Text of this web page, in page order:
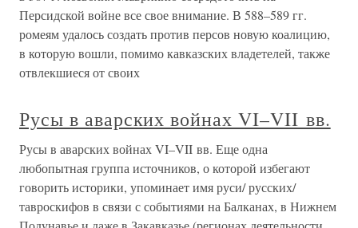
Персидской войне все свое внимание. В 588–589 гг.
ромеям удалось создать против персов новую коалицию,
в которую вошли, помимо кавказских владетелей, также
отвлекшиеся от своих
Русы в аварских войнах VI–VII вв.
Русы в аварских войнах VI–VII вв. Еще одна
любопытная группа источников, о которой избегают
говорить историки, упоминает имя руси/ русских/
тавроскифов в связи с событиями на Балканах, в Нижнем